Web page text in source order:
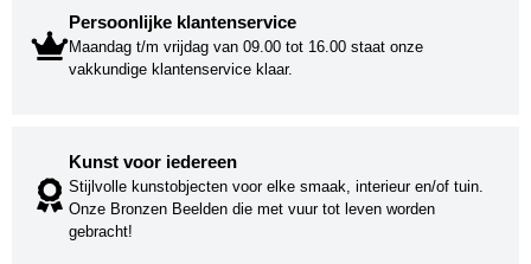
Persoonlijke klantenservice
Maandag t/m vrijdag van 09.00 tot 16.00 staat onze
vakkundige klantenservice klaar.
Kunst voor iedereen
Stijlvolle kunstobjecten voor elke smaak, interieur en/of tuin.
Onze Bronzen Beelden die met vuur tot leven worden
gebracht!